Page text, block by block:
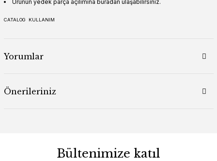
Ürünün yedek parça açılımına buradan ulaşabilirsiniz.
CATALOG KULLANIM
Yorumlar
Önerileriniz
Bültenimize katıl